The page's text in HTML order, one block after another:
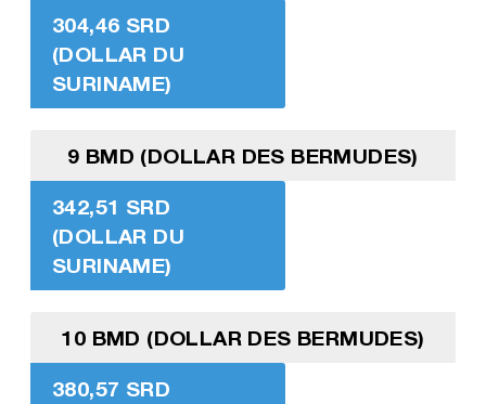
304,46 SRD
(DOLLAR DU
SURINAME)
9 BMD (DOLLAR DES BERMUDES)
342,51 SRD
(DOLLAR DU
SURINAME)
10 BMD (DOLLAR DES BERMUDES)
380,57 SRD